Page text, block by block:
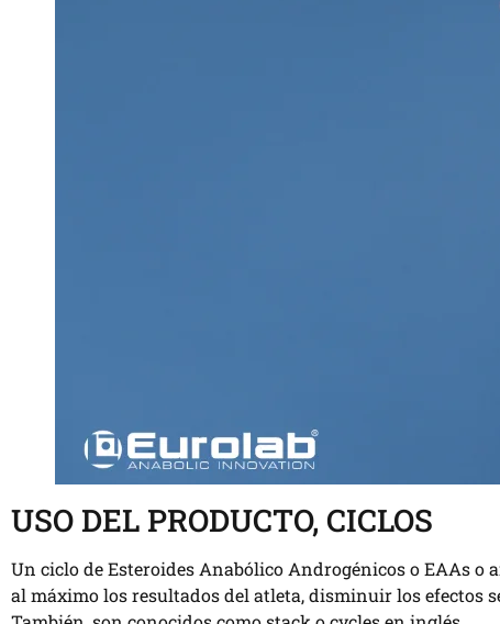
USO DEL PRODUCTO, CICLOS
Un ciclo de Esteroides Anabólico Androgénicos o EAAs
al máximo los resultados del atleta, disminuir los efectos